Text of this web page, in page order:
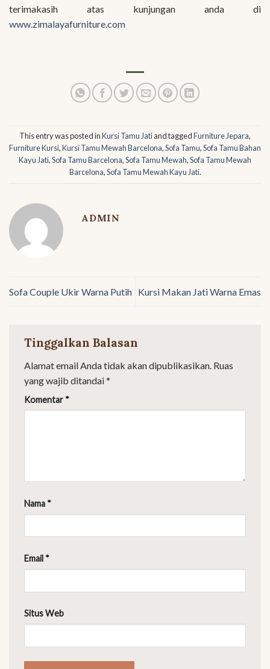
terimakasih atas kunjungan anda di
www.zimalayafurniture.com
This entry was posted inKursi Tamu Jatiand taggedFurniture Jepara,
Furniture Kursi,Kursi Tamu Mewah Barcelona,Sofa Tamu,Sofa Tamu Bahan
Kayu Jati,Sofa Tamu Barcelona,Sofa Tamu Mewah,Sofa Tamu Mewah
Barcelona,Sofa Tamu Mewah Kayu Jati.
ADMIN
Sofa Couple Ukir Warna Putih Kursi Makan Jati Warna Emas
Tinggalkan Balasan
Alamat email Anda tidak akan dipublikasikan. Ruas
yang wajib ditandai*
Komentar *
Nama *
Email *
Situs Web